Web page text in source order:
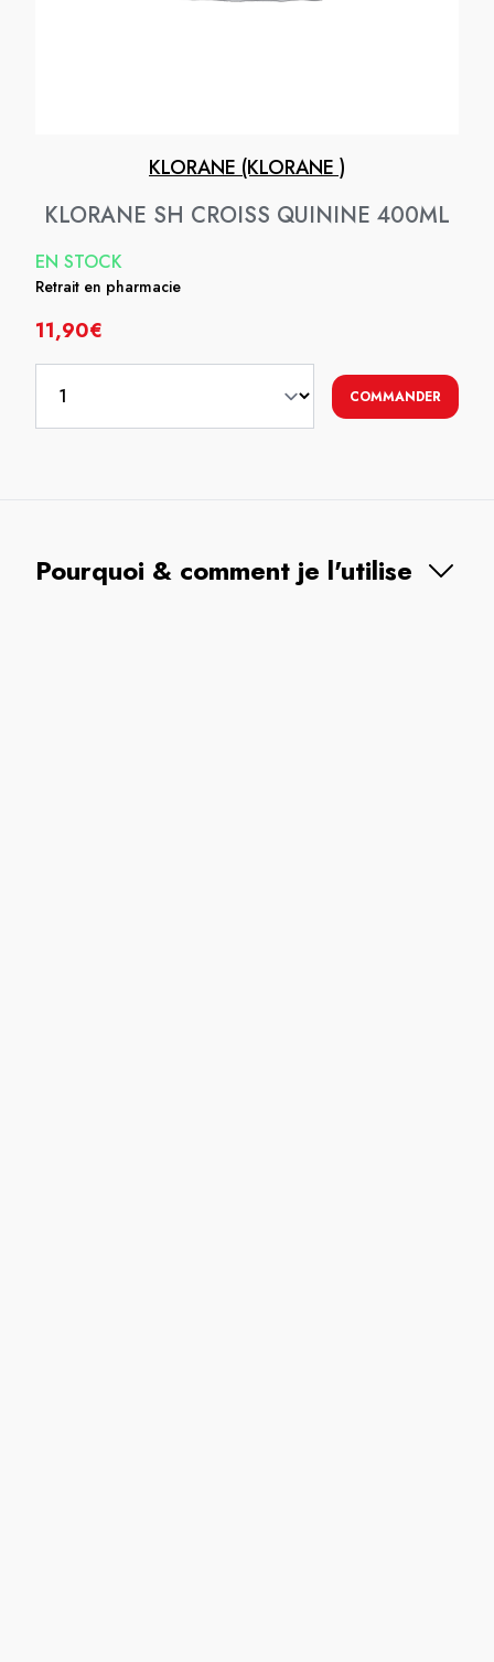
KLORANE (KLORANE )
KLORANE SH CROISS QUININE 400ML
EN STOCK
Retrait en pharmacie
11,90€
COMMANDER
Pourquoi & comment je l'utilise